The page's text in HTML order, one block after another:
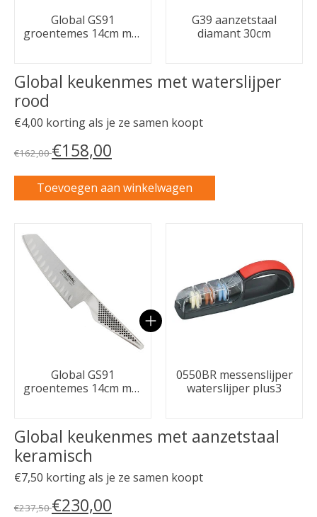
Global GS91
groentemes 14cm met
G39 aanzetstaal
diamant 30cm
Global keukenmes met waterslijper
rood
€4,00 korting als je ze samen koopt
€162,00€158,00
Toevoegen aan winkelwagen
Carrousel van gebundelde producten
Global GS91
groentemes 14cm met
0550BR messenslijper
waterslijper plus3
Global keukenmes met aanzetstaal
keramisch
€7,50 korting als je ze samen koopt
€237,50€230,00